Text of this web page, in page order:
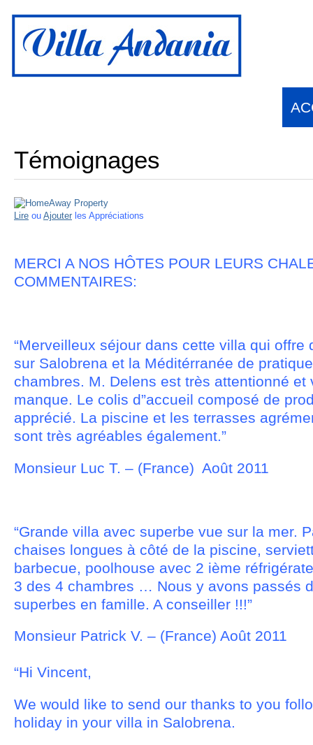
English
Anglais
suomi (Finnois)
Témoignages
Lire ou Ajouter les Appréciations
MERCI A NOS HÔTES POUR LEURS
COMMENTAIRES:
“Merveilleux séjour dans cette villa qui offre
sur Salobrena et la Méditérranée de
chambres. M. Delens est très attentionné et
manque. Le colis d”accueil composé de
apprécié. La piscine et les terrasses
sont très agréables également.”
Monsieur Luc T. – (France) Août 2011
“Grande villa avec superbe vue sur la mer.
chaises longues à côté de la piscine,
barbecue, poolhouse avec 2 ième
3 des 4 chambres … Nous y avons passés
superbes en famille. A conseiller !!!”
Monsieur Patrick V. – (France) Août 2011
“Hi Vincent,
We would like to send our thanks to you
holiday in your villa in Salobrena.